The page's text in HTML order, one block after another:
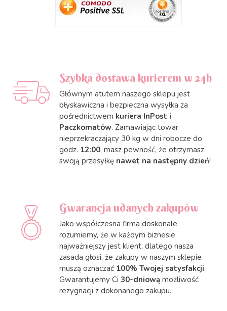
Szybka dostawa kurierem w 24h
Głównym atutem naszego sklepu jest
błyskawiczna i bezpieczna wysyłka za
pośrednictwem kuriera InPost i
Paczkomatów. Zamawiając towar
nieprzekraczający 30 kg w dni robocze do
godz. 12:00, masz pewność, że otrzymasz
swoją przesyłkę nawet na następny dzień!
Gwarancja udanych zakupów
Jako współczesna firma doskonale
rozumiemy, że w każdym biznesie
najważniejszy jest klient, dlatego nasza
zasada głosi, że zakupy w naszym sklepie
muszą oznaczać 100% Twojej satysfakcji.
Gwarantujemy Ci30-dniową możliwość
rezygnacji z dokonanego zakupu.